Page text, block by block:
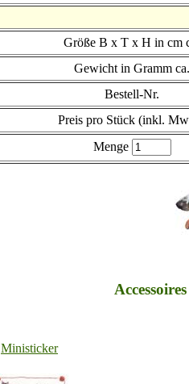
Größe B x T x H in cm
Gewicht in Gramm ca.
Bestell-Nr.
Preispro Stück (inkl.
Menge
Accessoires
Ministicker